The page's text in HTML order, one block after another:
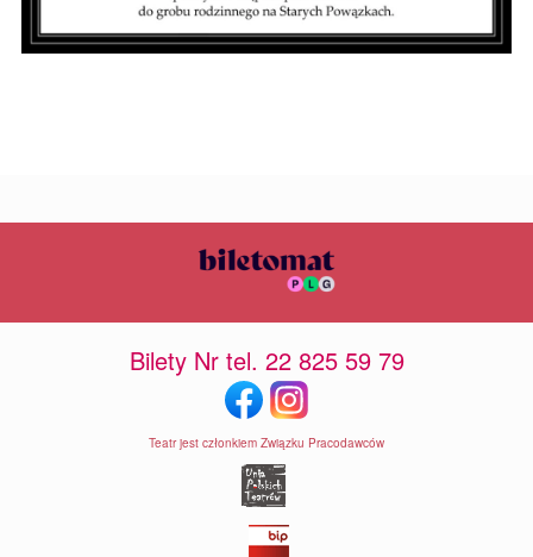
Bilety Nr tel. 22 825 59 79
Teatr jest członkiem Związku Pracodawców